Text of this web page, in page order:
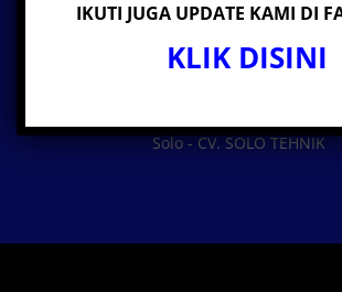
MESIN
SOLO
Solo - CV. SOLO TEHNIK
IKUTI JUGA UPDATE KAMI DI
KLIK DISINI